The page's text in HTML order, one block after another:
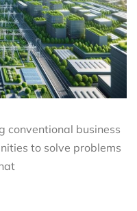
conventional business
to solve problems